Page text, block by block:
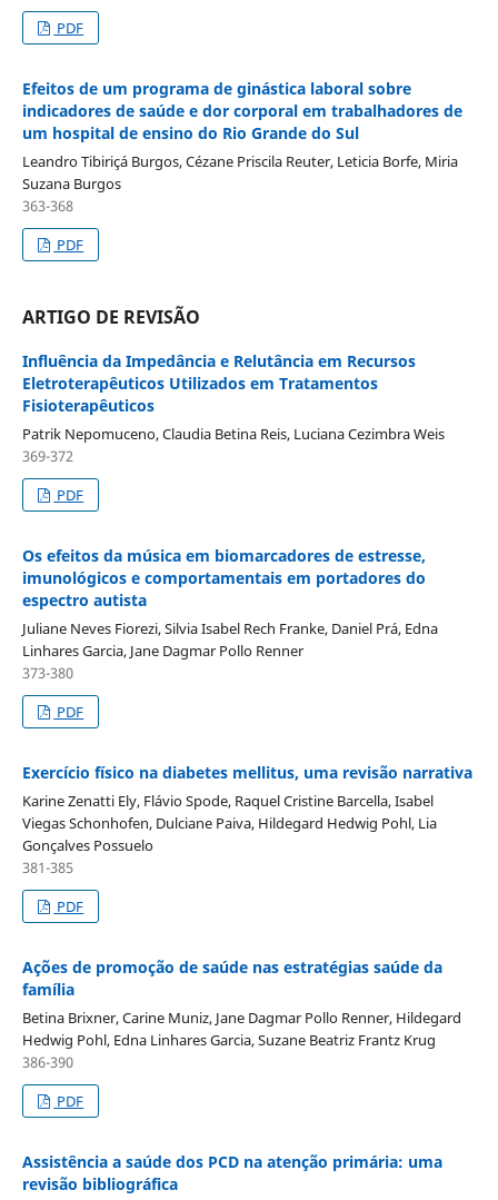
PDF
Efeitos de um programa de ginástica laboral sobre
indicadores de saúde e dor corporal em trabalhadores de
um hospital de ensino do Rio Grande do Sul
Leandro Tibiriçá Burgos, Cézane Priscila Reuter, Leticia Borfe, Miria
Suzana Burgos
363-368
PDF
ARTIGO DE REVISÃO
Influência da Impedância e Relutância em Recursos
Eletroterapêuticos Utilizados em Tratamentos
Fisioterapêuticos
Patrik Nepomuceno, Claudia Betina Reis, Luciana Cezimbra Weis
369-372
PDF
Os efeitos da música em biomarcadores de estresse,
imunológicos e comportamentais em portadores do
espectro autista
Juliane Neves Fiorezi, Silvia Isabel Rech Franke, Daniel Prá, Edna
Linhares Garcia, Jane Dagmar Pollo Renner
373-380
PDF
Exercício físico na diabetes mellitus, uma revisão narrativa
Karine Zenatti Ely, Flávio Spode, Raquel Cristine Barcella, Isabel
Viegas Schonhofen, Dulciane Paiva, Hildegard Hedwig Pohl, Lia
Gonçalves Possuelo
381-385
PDF
Ações de promoção de saúde nas estratégias saúde da
família
Betina Brixner, Carine Muniz, Jane Dagmar Pollo Renner, Hildegard
Hedwig Pohl, Edna Linhares Garcia, Suzane Beatriz Frantz Krug
386-390
PDF
Assistência a saúde dos PCD na atenção primária: uma
revisão bibliográfica